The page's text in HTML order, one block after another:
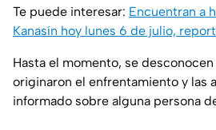
Te puede interesar: Encuentran a
Kanasín hoy lunes 6 de julio,
Hasta el momento, se
originaron el enfrentamiento y las
informado sobre alguna persona